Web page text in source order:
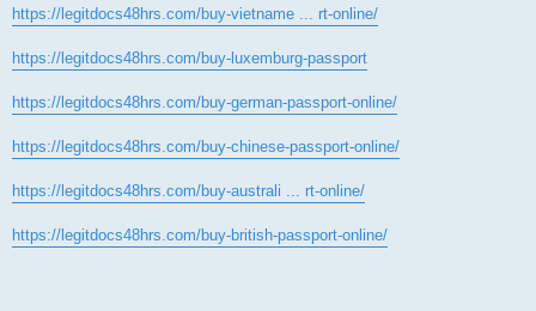
https://legitdocs48hrs.com/buy-vietname ... rt-online/
https://legitdocs48hrs.com/buy-luxemburg-passport
https://legitdocs48hrs.com/buy-german-passport-online/
https://legitdocs48hrs.com/buy-chinese-passport-online/
https://legitdocs48hrs.com/buy-australi ... rt-online/
https://legitdocs48hrs.com/buy-british-passport-online/